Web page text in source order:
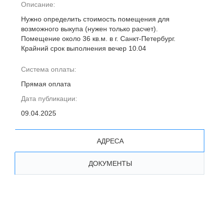
Описание:
Нужно определить стоимость помещения для
возможного выкупа (нужен только расчет).
Помещение около 36 кв.м. в г. Санкт-Петербург.
Крайний срок выполнения вечер 10.04
Система оплаты:
Прямая оплата
Дата публикации:
09.04.2025
АДРЕСА
ДОКУМЕНТЫ